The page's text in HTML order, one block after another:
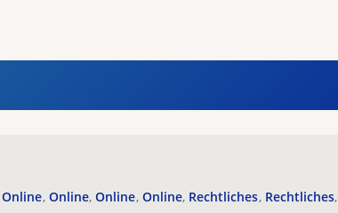
Online Online Online Online Rechtliches Rechtliches